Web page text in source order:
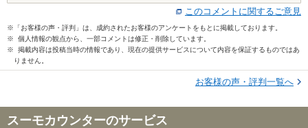
このコメントに関するご意見
※「お客様の声・評判」は、成約されたお客様のアンケートをもとに掲載しております。
※ 個人情報の観点から、一部コメントは修正・削除しています。
※ 掲載内容は投稿当時の情報であり、現在の提供サービスについて内容を保証するものではあ
りません。
お客様の声・評判一覧へ
スーモカウンターのサービス